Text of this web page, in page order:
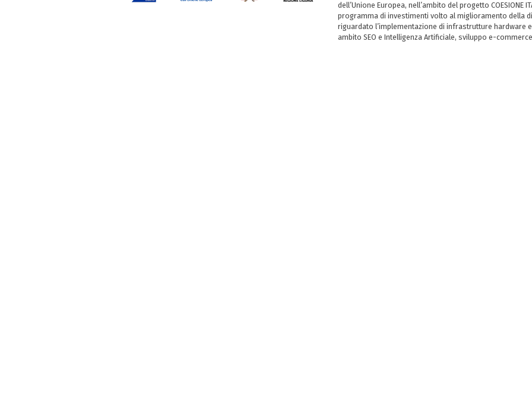
dell’Unione Europea, nell’ambito del progetto COESIONE
programma di investimenti volto al miglioramento della
riguardato l’implementazione di infrastrutture hardware
ambito SEO e Intelligenza Artificiale, sviluppo e-